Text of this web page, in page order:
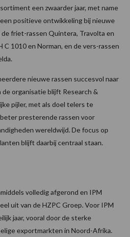
een zwaarder jaar, met name
positieve ontwikkeling bij nieuwe
de friet-rassen Quintera, Travolta en
C 1010 en Norman, en de vers-rassen
nieuwe rassen succesvol naar
organisatie blijft Research &
pijler, met als doel telers te
presterende rassen voor
wereldwijd. De focus op
blijft daarbij centraal staan.
volledig afgerond en IPM
uit van de HZPC Groep. Voor IPM
jaar, vooral door de sterke
exportmarkten in Noord-Afrika.